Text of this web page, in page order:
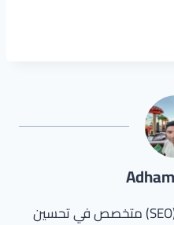
مطور ووردبريس وخبير سيو (SEO) متخصص في تحسين